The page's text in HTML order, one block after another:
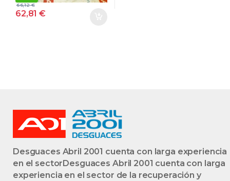
62,81€
66,12€
Desguaces Abril 2001 cuenta con larga experiencia
en el sectorDesguaces Abril 2001 cuenta con larga
experiencia en el sector de la recuperación y